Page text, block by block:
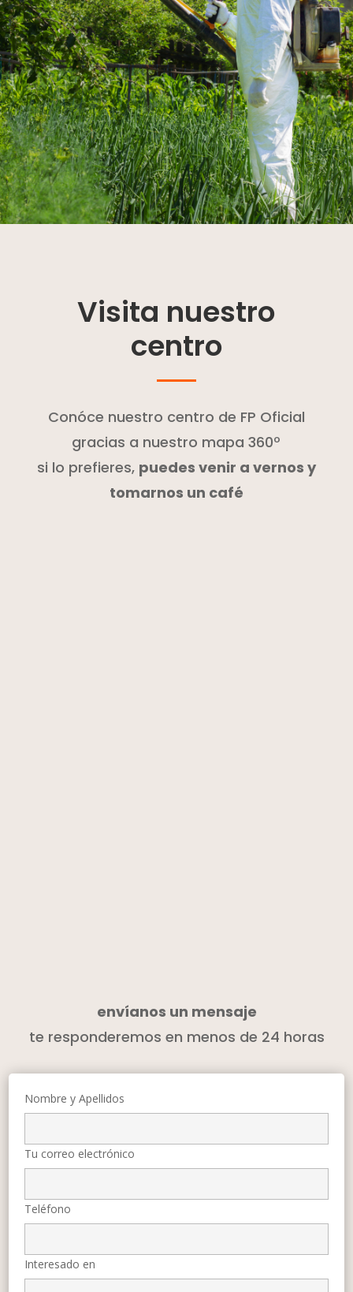
Visita nuestro
centro
Conóce nuestro centro de FP Oficial
gracias a nuestro mapa 360º
si lo prefieres, puedes venir a vernos y
tomarnos un café
envíanos un mensaje
te responderemos en menos de 24 horas
Nombre y Apellidos
Tu correo electrónico
Teléfono
Interesado en